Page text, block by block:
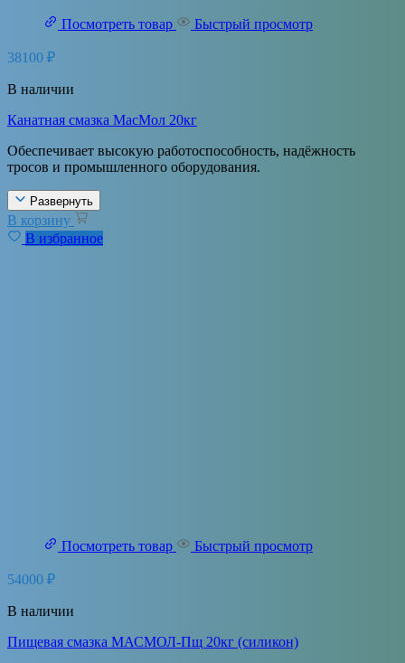
Посмотреть товар Быстрый просмотр
38100 ₽
В наличии
Канатная смазка МасМол 20кг
Обеспечивает высокую работоспособность, надёжность
тросов и промышленного оборудования.
Развернуть
В корзину
В избранное
Посмотреть товар Быстрый просмотр
54000 ₽
В наличии
Пищевая смазка МАСМОЛ-Пщ 20кг (силикон)